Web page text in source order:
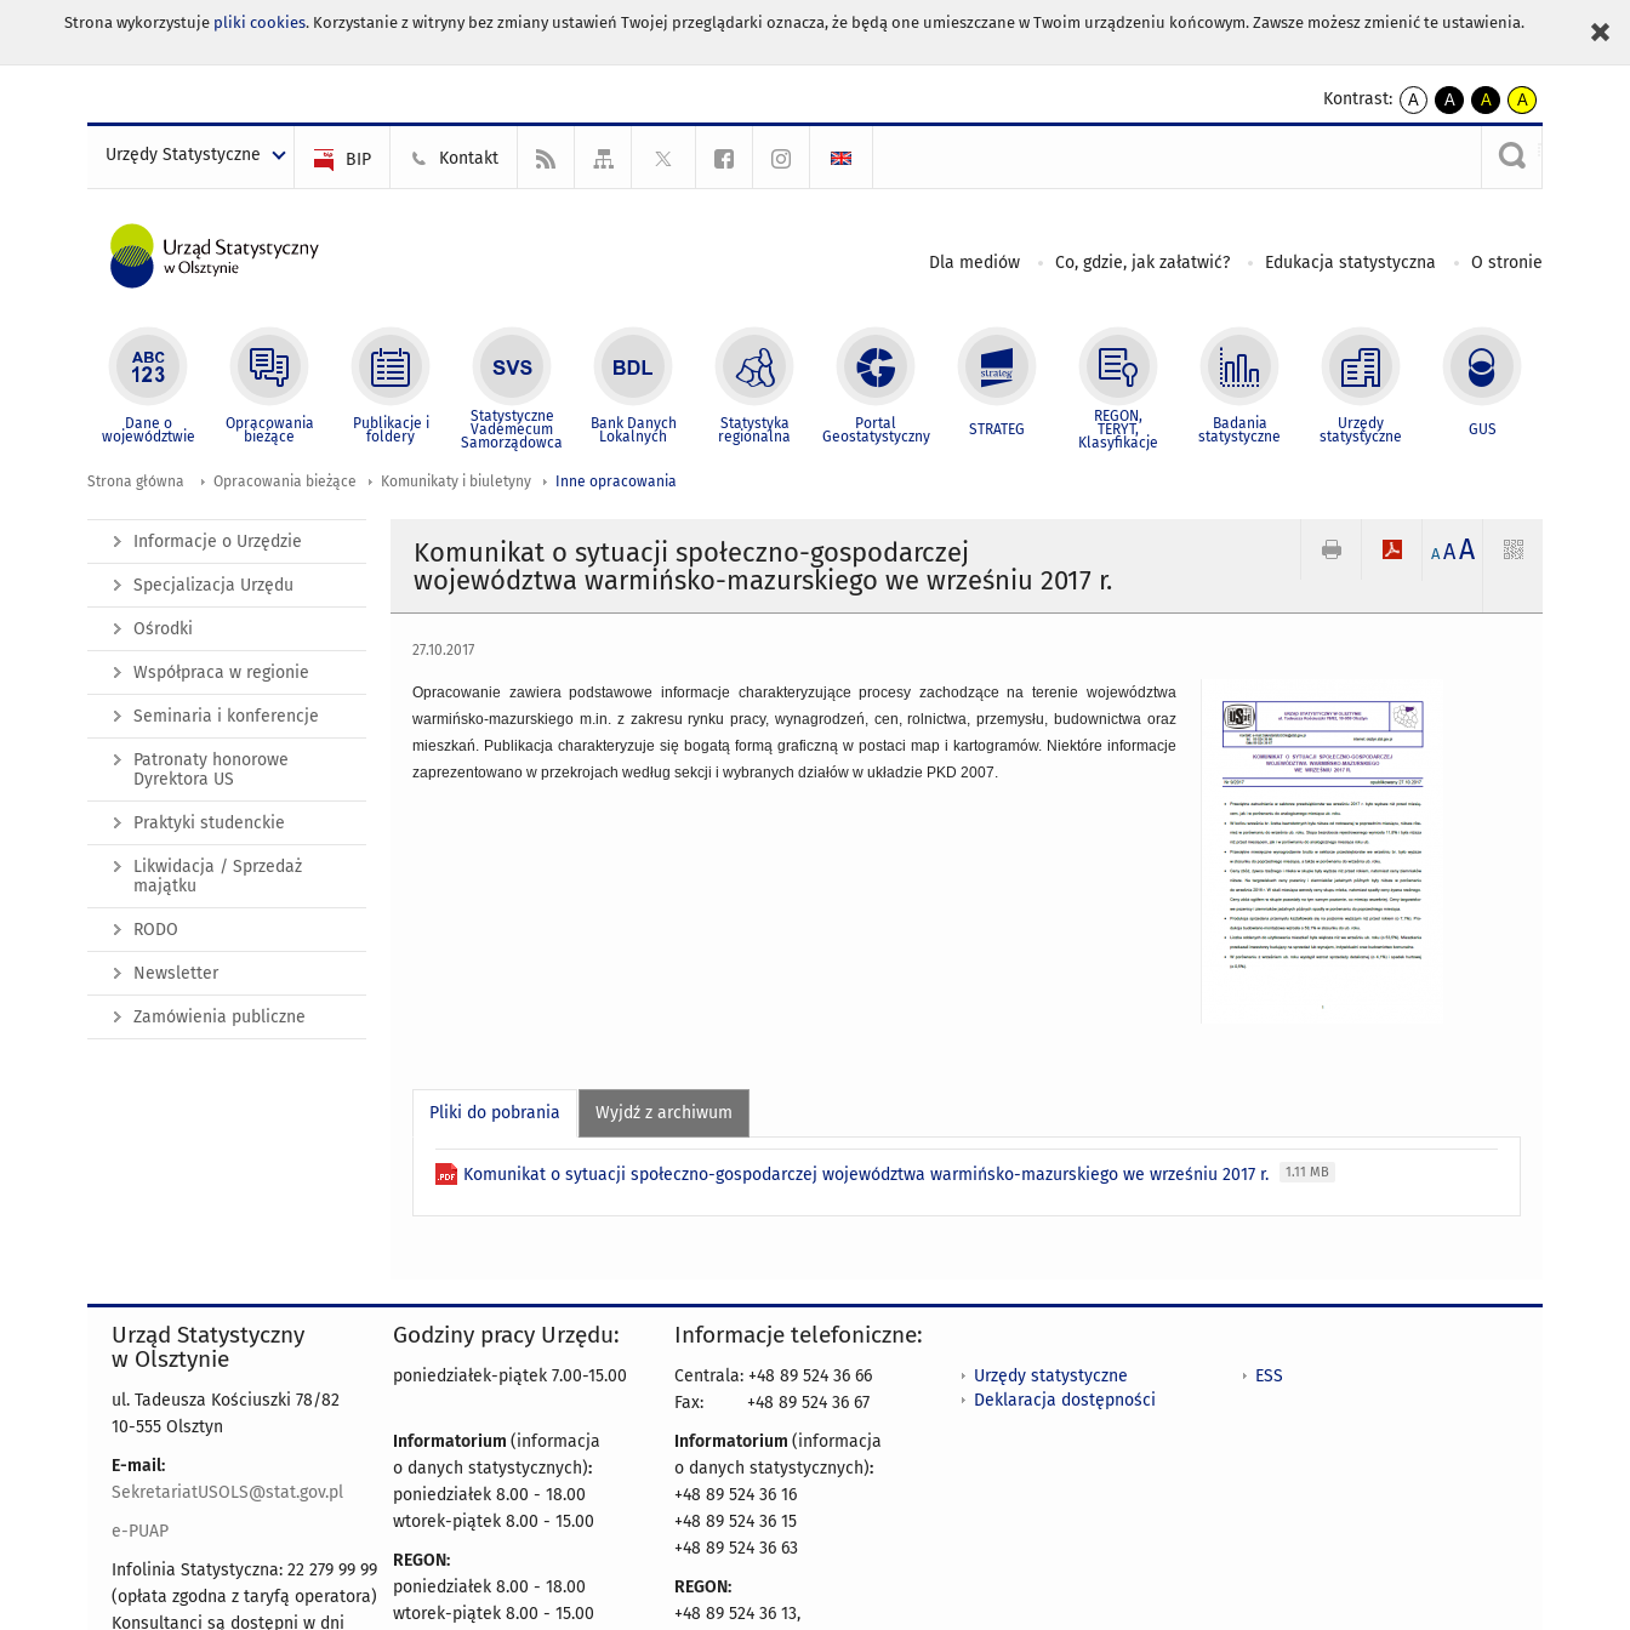
Strona wykorzystuje pliki cookies. Korzystanie z witryny bez zmiany ustawień Twojej przeglądarki oznacza, że będą one umieszczane w Twoim urządzeniu końcowym. Zawsze możesz zmienić te ustawienia.
Kontrast:
A
kontrast
A
kontrast
czarnym
A
kontrast
żółty
tekst
czarnym
A
kontrast
czarny
tekst
żółtym
Urzędy Statystyczne BIP Kontakt
Dla mediów Co, gdzie, jak załatwić? Edukacja statystyczna O stronie
Dane o
województwie
Opracowania
bieżące
Publikacje i
foldery
Statystyczne
Vademecum
Samorządowca
Bank Danych
Lokalnych
Statystyka
regionalna
Portal
Geostatystyczny STRATEG
REGON,
TERYT,
Klasyfikacje
Badania
statystyczne
Urzędy
statystyczne GUS
Strona główna Opracowania bieżące Komunikaty i biuletyny Inne opracowania
Komunikat o sytuacji społeczno-gospodarczej
województwa warmińsko-mazurskiego we wrześniu 2017 r.
A AA
27.10.2017
Opracowanie zawiera podstawowe informacje charakteryzujące procesy zachodzące na terenie województwa
warmińsko-mazurskiego m.in. z zakresu rynku pracy, wynagrodzeń, cen, rolnictwa, przemysłu, budownictwa oraz
mieszkań. Publikacja charakteryzuje się bogatą formą graficzną w postaci map i kartogramów. Niektóre informacje
zaprezentowano w przekrojach według sekcji i wybranych działów w układzie PKD 2007.
Pliki do pobrania Wyjdź z archiwum
Komunikat o sytuacji społeczno-gospodarczej województwa warmińsko-mazurskiego we wrześniu 2017 r. 1.11 MB
Informacje o Urzędzie
Specjalizacja Urzędu
Ośrodki
Współpraca w regionie
Seminaria i konferencje
Patronaty honorowe
Dyrektora US
Praktyki studenckie
Likwidacja / Sprzedaż
majątku
RODO
Newsletter
Zamówienia publiczne
Urząd Statystyczny
w Olsztynie
ul. Tadeusza Kościuszki 78/82
10-555 Olsztyn
E-mail:
SekretariatUSOLS@stat.gov.pl
e-PUAP
Infolinia Statystyczna: 22 279 99 99
(opłata zgodna z taryfą operatora)
Konsultanci są dostępni w dni
Godziny pracy Urzędu:
poniedziałek-piątek 7.00-15.00
Informatorium (informacja
o danych statystycznych):
poniedziałek 8.00 - 18.00
wtorek-piątek 8.00 - 15.00
REGON:
poniedziałek 8.00 - 18.00
wtorek-piątek 8.00 - 15.00
Informacje telefoniczne:
Centrala: +48 89 524 36 66
Fax:
+48 89 524 36 67
Informatorium (informacja
o danych statystycznych):
+48 89 524 36 16
+48 89 524 36 15
+48 89 524 36 63
REGON:
+48 89 524 36 13,
Urzędy statystyczne
Deklaracja dostępności
ESS